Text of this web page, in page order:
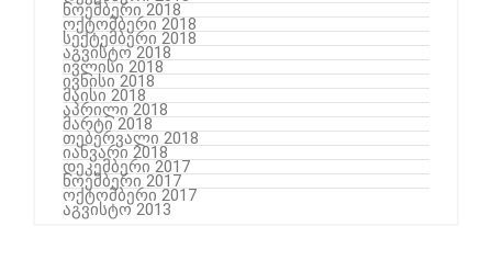
ნოემბერი 2018
ოქტომბერი 2018
სექტემბერი 2018
აგვისტო 2018
ივლისი 2018
ივნისი 2018
მაისი 2018
აპრილი 2018
მარტი 2018
თებერვალი 2018
იანვარი 2018
დეკემბერი 2017
ნოემბერი 2017
ოქტომბერი 2017
აგვისტო 2013